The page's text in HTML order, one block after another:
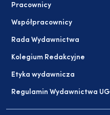
Pracownicy
Współpracownicy
Rada Wydawnictwa
Kolegium Redakcyjne
Etyka wydawnicza
Regulamin Wydawnictwa UG